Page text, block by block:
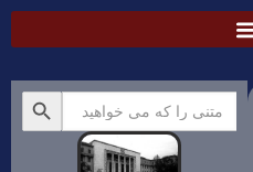
جستجو
برای:
دکمه جستجو